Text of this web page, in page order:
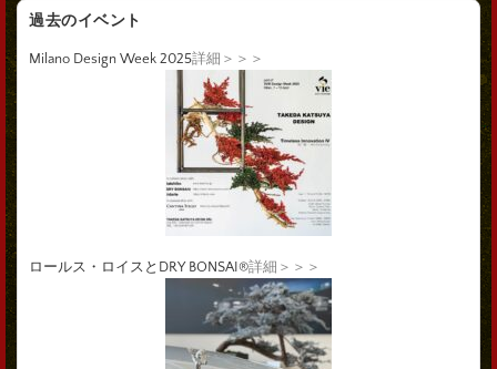
過去のイベント
Milano Design Week 2025詳細＞＞＞
ロールス・ロイスとDRY BONSAI®詳細＞＞＞